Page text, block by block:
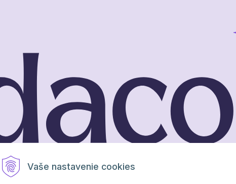
Vaše nastavenie cookies
NextCom s.r.o.